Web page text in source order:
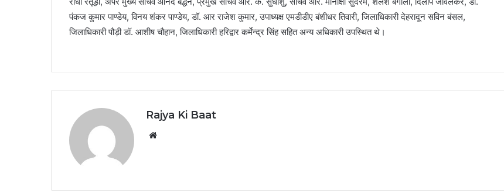
पंकज कुमार पाण्डेय, विनय शंकर पाण्डेय, डॉ. आर राजेश कुमार, उपाध्यक्ष एमडीडीए बंशीधर तिवारी, जिलाधिकारी देहरादून सविन बंसल,
जिलाधिकारी पौड़ी डॉ. आशीष चौहान, जिलाधिकारी हरिद्वार कर्मेन्द्र सिंह सहित अन्य अधिकारी उपस्थित थे।
Rajya Ki Baat